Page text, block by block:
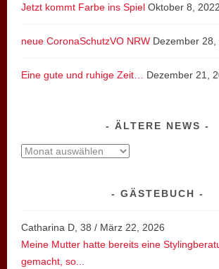
Jetzt kommt Farbe ins Spiel Oktober 8, 2022
neue CoronaSchutzVO NRW Dezember 28,
Eine gute und ruhige Zeit… Dezember 21,
ÄLTERE NEWS
ältere
GÄSTEBUCH
Catharina D, 38 / März 22, 2026
Meine Mutter hatte bereits eine
gemacht, so...